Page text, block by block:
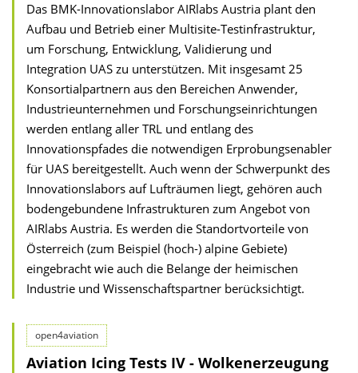
Das BMK-Innovationslabor AIRlabs Austria plant den
Aufbau und Betrieb einer Multisite-Testinfrastruktur,
um Forschung, Entwicklung, Validierung und
Integration UAS zu unterstützen. Mit insgesamt 25
Konsortialpartnern aus den Bereichen Anwender,
Industrieunternehmen und Forschungseinrichtungen
werden entlang aller TRL und entlang des
Innovationspfades die notwendigen Erprobungsenabler
für UAS bereitgestellt. Auch wenn der Schwerpunkt des
Innovationslabors auf Lufträumen liegt, gehören auch
bodengebundene Infrastrukturen zum Angebot von
AIRlabs Austria. Es werden die Standortvorteile von
Österreich (zum Beispiel (hoch-) alpine Gebiete)
eingebracht wie auch die Belange der heimischen
Industrie und Wissenschaftspartner berücksichtigt.
open4aviation
Aviation Icing Tests IV - Wolkenerzeugung